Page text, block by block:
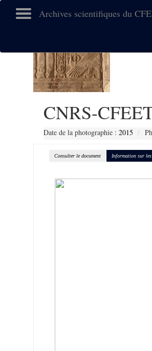
Archives scientifiques du
CNRS-
Date de la photographie : 2015
Consulter le document Information sur les